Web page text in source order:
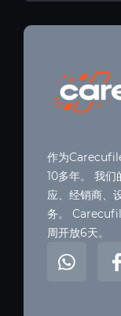
作为
10多年。 我们
应、经销商、
务。
周开放6天。